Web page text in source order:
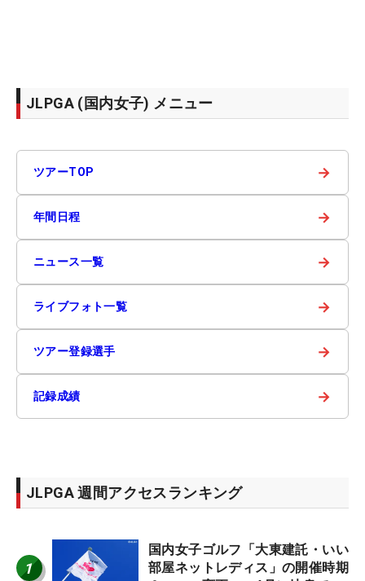
JLPGA (国内女子) メニュー
ツアーTOP →
年間日程 →
ニュース一覧 →
ライブフォト一覧 →
ツアー登録選手 →
記録成績 →
JLPGA 週間アクセスランキング
1
国内女子ゴルフ「大東建託・いい
部屋ネットレディス」の開催時期